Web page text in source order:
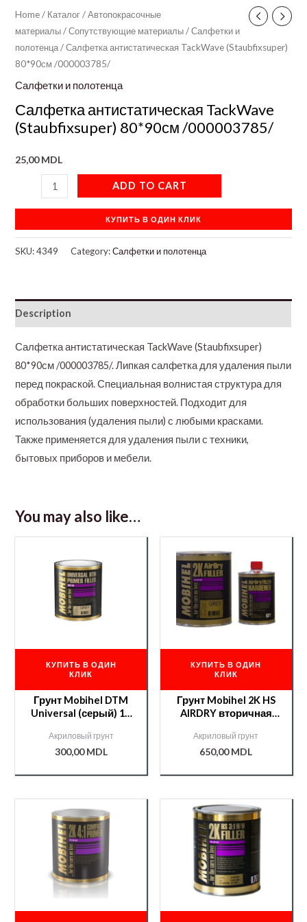
Home/ Каталог/Автопокрасочные
материалы/Сопутствующие материалы/Салфетки и
полотенца/ Салфетка антистатическая TackWave (Staubfixsuper)
80*90см /000003785/
Салфетки и полотенца
Салфетка антистатическая TackWave
(Staubfixsuper) 80*90см /000003785/
25,00MDL
ADD TO CART
КУПИТЬ В ОДИН КЛИК
SKU:4349 Category:Салфетки и полотенца
Description
Салфетка антистатическая TackWave (Staubfixsuper)
80*90см /000003785/. Липкая салфетка для удаления пыли
перед покраской. Специальная волнистая структура для
обработки больших поверхностей. Подходит для
использования (удаления пыли) с любыми красками.
Также применяется для удаления пыли с техники,
бытовых приборов и мебели.
You may also like…
КУПИТЬ В ОДИН
КЛИК
Грунт Mobihel DTM
Universal (серый) 1л
Акриловый грунт
300,00MDL
КУПИТЬ В ОДИН
КЛИК
Грунт Mobihel 2K HS
AIRDRY вторичная
(000008460)отв.AIRDR
Y 0,5л
Акриловый грунт
650,00MDL